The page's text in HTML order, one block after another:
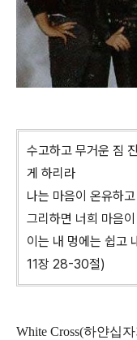
수고하고 무거운 짐
게 하리라
나는 마음이 온유하
그리하면 너희 마음
이는 내 멍에는 쉽고
11장 28-30절)
White Cross(하얀십